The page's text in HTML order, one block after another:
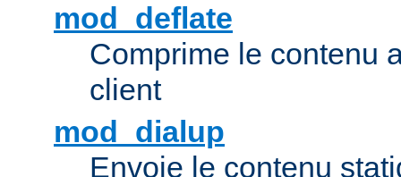
mod_deflate
Comprime le contenu
client
mod_dialup
Envoie le contenu